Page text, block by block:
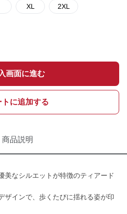
XL 2XL
画面に進む
トに追加する
商品説明
美なシルエットが特徴のティアード
ザインで、歩くたびに揺れる姿が印